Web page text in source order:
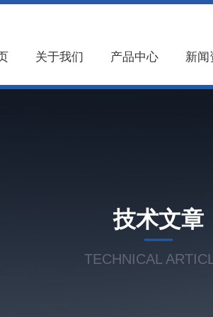
关于我们 产品中心 新闻
技术文章
TECHNICAL